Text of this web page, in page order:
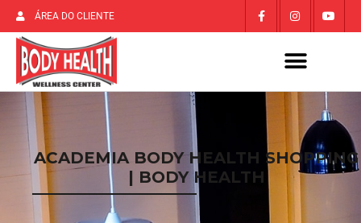
ÁREA DO CLIENTE
ACADEMIA BODY HEALTH SHOPPING
| BODY HEALTH